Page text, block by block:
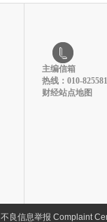
主编信箱
热线：010-
财经站点地图
不良信息举报 Complaint